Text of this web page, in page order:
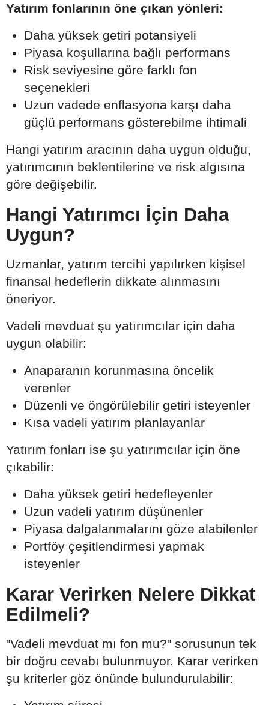
Yatırım fonlarının öne çıkan yönleri:
Daha yüksek getiri potansiyeli
Piyasa koşullarına bağlı performans
Risk seviyesine göre farklı fon
seçenekleri
Uzun vadede enflasyona karşı daha
güçlü performans gösterebilme ihtimali
Hangi yatırım aracının daha uygun olduğu,
yatırımcının beklentilerine ve risk algısına
göre değişebilir.
Hangi Yatırımcı İçin Daha
Uygun?
Uzmanlar, yatırım tercihi yapılırken kişisel
finansal hedeflerin dikkate alınmasını
öneriyor.
Vadeli mevduat şu yatırımcılar için daha
uygun olabilir:
Anaparanın korunmasına öncelik
verenler
Düzenli ve öngörülebilir getiri isteyenler
Kısa vadeli yatırım planlayanlar
Yatırım fonları ise şu yatırımcılar için öne
çıkabilir:
Daha yüksek getiri hedefleyenler
Uzun vadeli yatırım düşünenler
Piyasa dalgalanmalarını göze alabilenler
Portföy çeşitlendirmesi yapmak
isteyenler
Karar Verirken Nelere Dikkat
Edilmeli?
"Vadeli mevduat mı fon mu?" sorusunun tek
bir doğru cevabı bulunmuyor. Karar verirken
şu kriterler göz önünde bulundurulabilir: